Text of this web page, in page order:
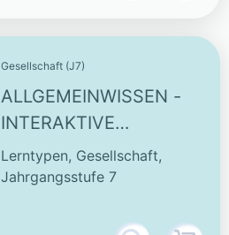
Gesellschaft (J7)
ALLGEMEINWISSEN -
INTERAKTIVE
AUFGABEN
Lerntypen, Gesellschaft,
Jahrgangsstufe 7